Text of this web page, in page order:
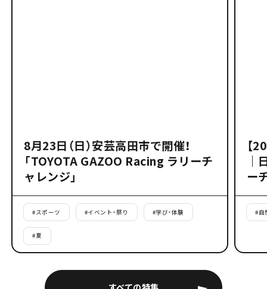
8月23日（日）安芸高田市で開催！
「TOYOTA GAZOO Racing ラリーチ
ャレンジ」
#スポーツ #イベント・祭り #学び・体験
#夏
【
｜
ー
#自